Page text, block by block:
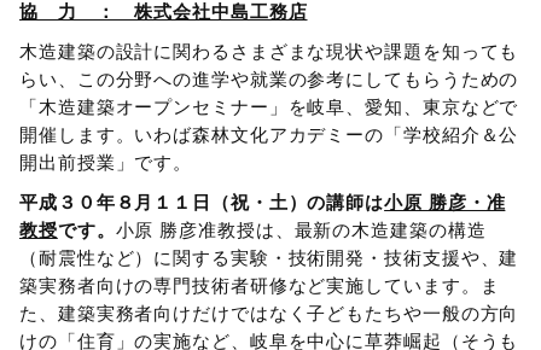
協 力 ： 株式会社中島工務店
木造建築の設計に関わるさまざまな現状や課題を知っても
らい、この分野への進学や就業の参考にしてもらうための
「木造建築オープンセミナー」を岐阜、愛知、東京などで
開催します。いわば森林文化アカデミーの「学校紹介＆公
開出前授業」です。
平成３０年８月１１日（祝・土）の講師は小原 勝彦・准
教授です。 小原 勝彦准教授は、最新の木造建築の構造
（耐震性など）に関する実験・技術開発・技術支援や、建
築実務者向けの専門技術者研修など実施しています。ま
た、建築実務者向けだけではなく子どもたちや一般の方向
けの「住育」の実施など、岐阜を中心に草莽崛起（そうも